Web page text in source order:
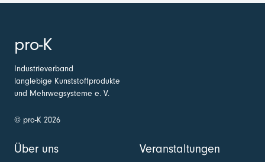
pro-K
Industrieverband
langlebige Kunststoffprodukte
und Mehrwegsysteme e. V.
© pro-K 2026
Über uns Veranstaltungen